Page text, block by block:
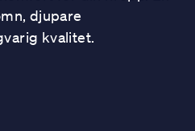
djupare
kvalitet.